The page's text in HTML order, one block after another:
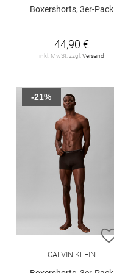
Boxershorts, 3er-Pack
44,90 €
inkl. MwSt. zzgl. Versand
CALVIN KLEIN
-21%